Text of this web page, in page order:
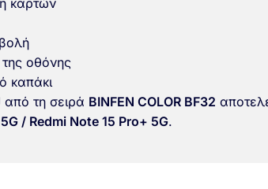
καρτών
οθόνης
καπάκι
από τη σειρά BINFEN COLOR BF32
/ Redmi Note 15 Pro+ 5G.